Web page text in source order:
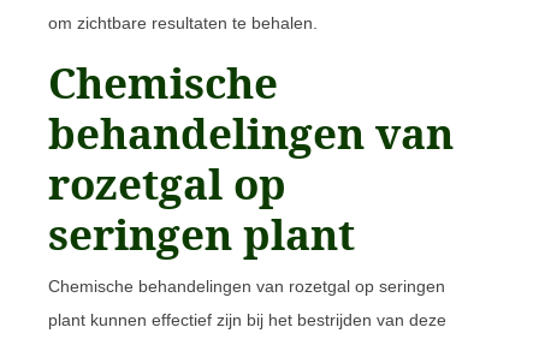
om zichtbare resultaten te behalen.
Chemische
behandelingen van
rozetgal op
seringen plant
Chemische behandelingen van rozetgal op seringen
plant kunnen effectief zijn bij het bestrijden van deze